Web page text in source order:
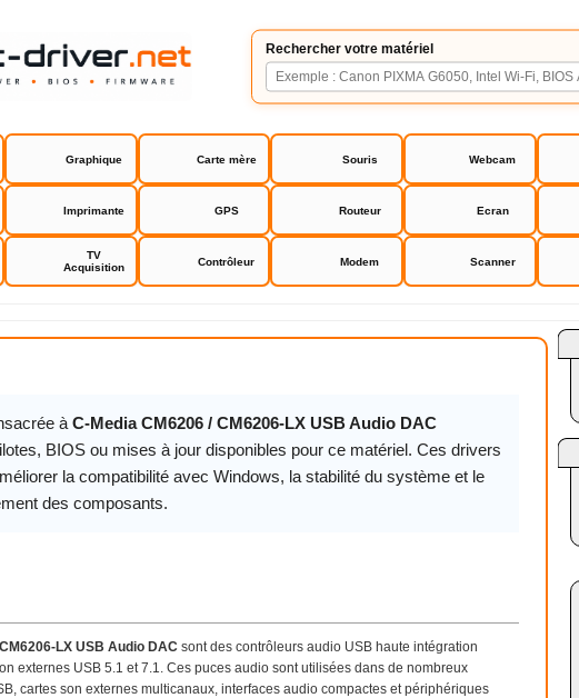
Rechercher votre matériel
Graphique Carte mère Souris Webcam
Imprimante GPS Routeur Ecran
TV
Acquisition
Contrôleur Modem Scanner
C-Media CM6206 / CM6206-LX USB Audio DAC
à C-Media CM6206 / CM6206-LX USB Audio DAC
BIOS ou mises à jour disponibles pour ce matériel. Ces drivers
la compatibilité avec Windows, la stabilité du système et le
des composants.
LX USB Audio DAC sont des contrôleurs audio USB haute intégration
externes USB 5.1 et 7.1. Ces puces audio sont utilisées dans de nombreux
cartes son externes multicanaux, interfaces audio compactes et périphériques